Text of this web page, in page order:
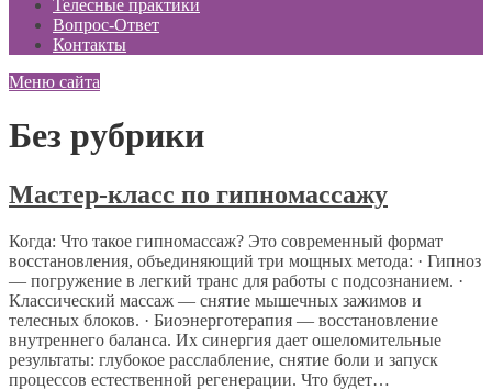
Телесные практики
Вопрос-Ответ
Контакты
Меню сайта
Без рубрики
Мастер-класс по гипномассажу
Когда: Что такое гипномассаж? Это современный формат
восстановления, объединяющий три мощных метода: · Гипноз
— погружение в легкий транс для работы с подсознанием. ·
Классический массаж — снятие мышечных зажимов и
телесных блоков. · Биоэнерготерапия — восстановление
внутреннего баланса. Их синергия дает ошеломительные
результаты: глубокое расслабление, снятие боли и запуск
процессов естественной регенерации. Что будет…